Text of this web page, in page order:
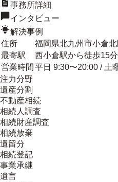
事務所詳細
インタビュー
解決事例
住所
福岡県北九州市小倉
最寄駅
西小倉駅から徒歩15分
営業時間 平日 9:30〜20:00 / 土
注力分野
遺産分割
不動産相続
相続人調査
相続財産調査
相続放棄
遺留分
相続登記
事業承継
遺言